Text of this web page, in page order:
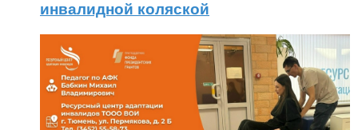
инвалидной коляской